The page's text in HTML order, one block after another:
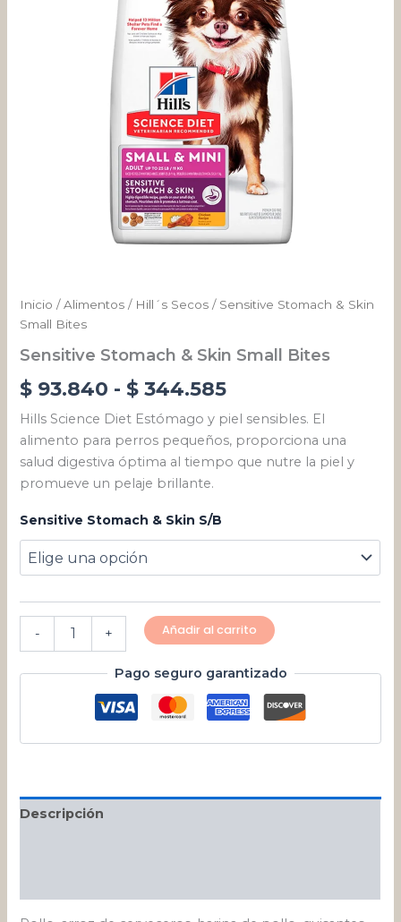
Inicio /Alimentos / Hill´s Secos / Sensitive Stomach & Skin
Small Bites
Sensitive Stomach & Skin Small Bites
$ 93.840 - $ 344.585
desde
$ 93.840
hasta
$ 344.585
Hills Science Diet Estómago y piel sensibles. El
alimento para perros pequeños, proporciona una
salud digestiva óptima al tiempo que nutre la piel y
promueve un pelaje brillante.
Sensitive Stomach & Skin S/B
- + Añadir al carrito
Pago seguro garantizado
Descripción